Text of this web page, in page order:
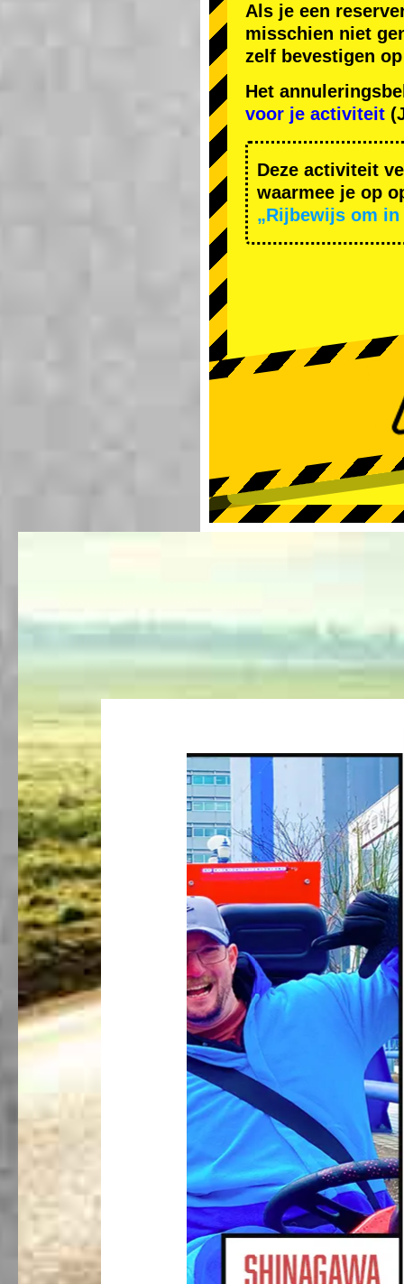
Als je een
misschien niet
zelf bevestigen
Het
voor je activiteit
Deze activiteit
waarmee je op
„Rijbewijs om